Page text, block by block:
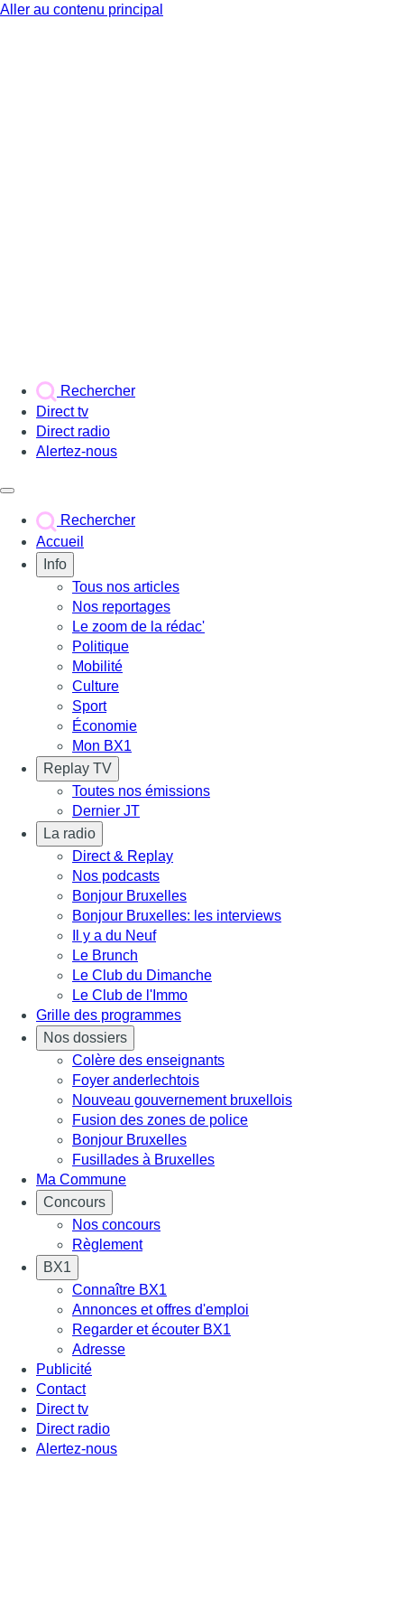
Aller au contenu principal
Rechercher
Direct tv
Direct radio
Alertez-nous
Rechercher
Accueil
Info
Tous nos articles
Nos reportages
Le zoom de la rédac'
Politique
Mobilité
Culture
Sport
Économie
Mon BX1
Replay TV
Toutes nos émissions
Dernier JT
La radio
Direct & Replay
Nos podcasts
Bonjour Bruxelles
Bonjour Bruxelles: les interviews
Il y a du Neuf
Le Brunch
Le Club du Dimanche
Le Club de l'Immo
Grille des programmes
Nos dossiers
Colère des enseignants
Foyer anderlechtois
Nouveau gouvernement bruxellois
Fusion des zones de police
Bonjour Bruxelles
Fusillades à Bruxelles
Ma Commune
Concours
Nos concours
Règlement
BX1
Connaître BX1
Annonces et offres d'emploi
Regarder et écouter BX1
Adresse
Publicité
Contact
Direct tv
Direct radio
Alertez-nous